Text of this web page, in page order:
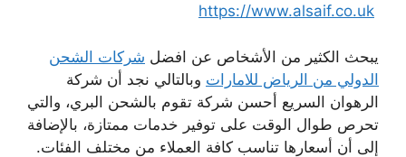
https://www.alsaif.co.uk
يبحث الكثير من الأشخاص عن افضل شركات الشحن
الدولي من الرياض للامارات وبالتالي نجد أن شركة
الرهوان السريع أحسن شركة تقوم بالشحن البري، والتي
تحرص طوال الوقت على توفير خدمات ممتازة، بالإضافة
إلى أن أسعارها تناسب كافة العملاء من مختلف الفئات.